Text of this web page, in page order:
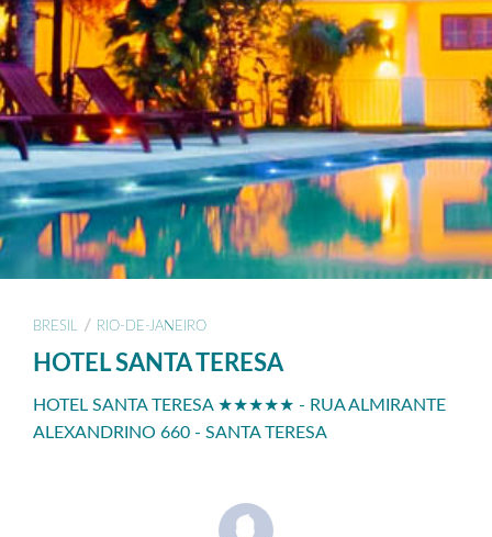
BRESIL / RIO-DE-JANEIRO
HOTEL SANTA TERESA
HOTEL SANTA TERESA ★★★★★ - RUA ALMIRANTE
ALEXANDRINO 660 - SANTA TERESA